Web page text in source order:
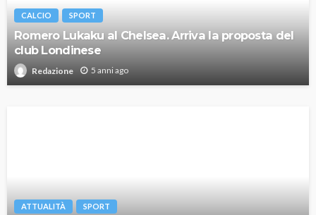
CALCIO SPORT
Romero Lukaku al Chelsea. Arriva la proposta del
club Londinese
Redazione 5 anni ago
ATTUALITÀ SPORT